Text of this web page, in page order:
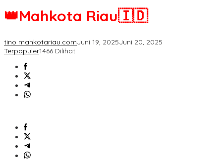
👑Mahkota Riau🇮🇩
tino mahkotariau.comJuni 19, 2025Juni 20, 2025
Terpopuler1466 Dilihat